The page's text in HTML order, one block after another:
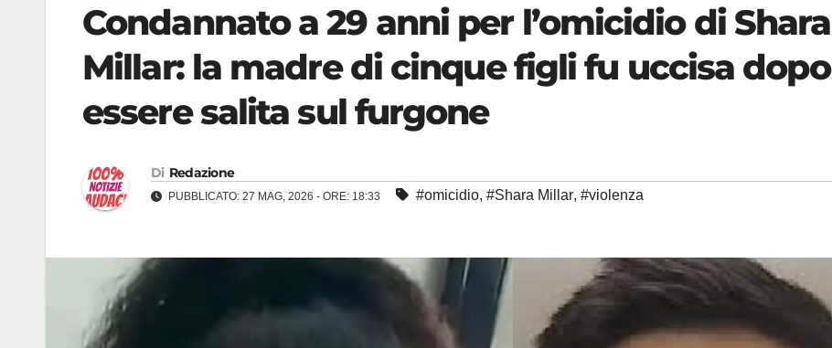
Condannato a 29 anni per l’omicidio di Shara
Millar: la madre di cinque figli fu uccisa dopo
essere salita sul furgone
Di Redazione
PUBBLICATO: 27 MAG, 2026 - ORE: 18:33 #omicidio, #Shara Millar, #violenza